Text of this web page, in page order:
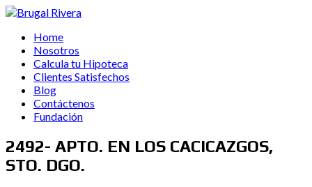
Home
Nosotros
Calcula tu Hipoteca
Clientes Satisfechos
Blog
Contáctenos
Fundación
2492- APTO. EN LOS CACICAZGOS,
STO. DGO.